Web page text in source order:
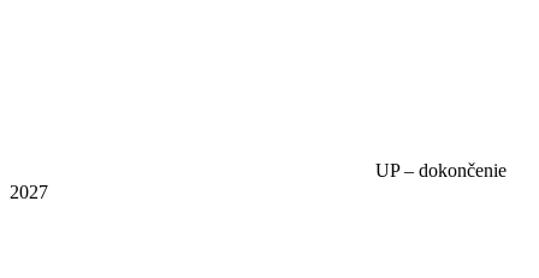
UP – dokončenie
2027